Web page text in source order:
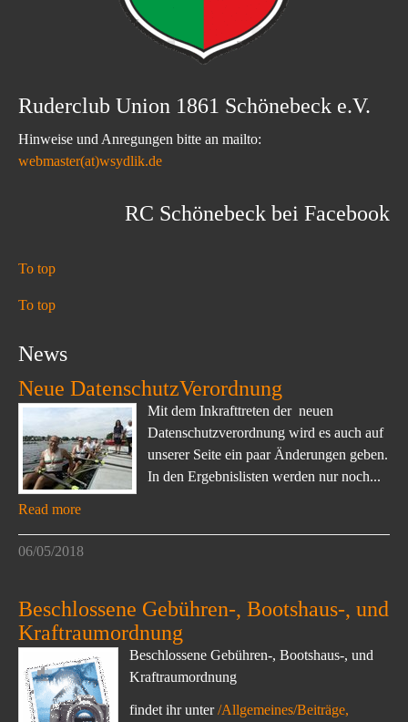
Ruderclub Union 1861 Schönebeck e.V.
Hinweise und Anregungen bitte an mailto:
webmaster(at)wsydlik.de
RC Schönebeck bei Facebook
To top
To top
News
Neue DatenschutzVerordnung
Mit dem Inkrafttreten der neuen
Datenschutzverordnung wird es auch auf
unserer Seite ein paar Änderungen geben.
In den Ergebnislisten werden nur noch...
Read more
06/05/2018
Beschlossene Gebühren-, Bootshaus-, und
Kraftraumordnung
Beschlossene Gebühren-, Bootshaus-, und
Kraftraumordnung
findet ihr unter/Allgemeines/Beiträge,